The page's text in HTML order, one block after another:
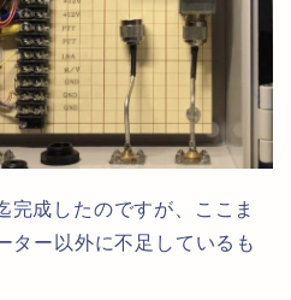
完成したのですが、ここま
ター以外に不足しているも